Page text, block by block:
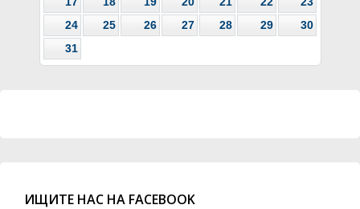
24
25 26 27 28 29
30
31
ИЩИТЕ НАС НА FACEBOOK